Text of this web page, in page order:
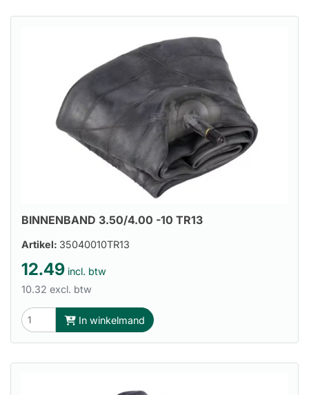
BINNENBAND 3.50/4.00 -10 TR13
Artikel: 35040010TR13
12.49 incl. btw
10.32 excl. btw
In winkelmand